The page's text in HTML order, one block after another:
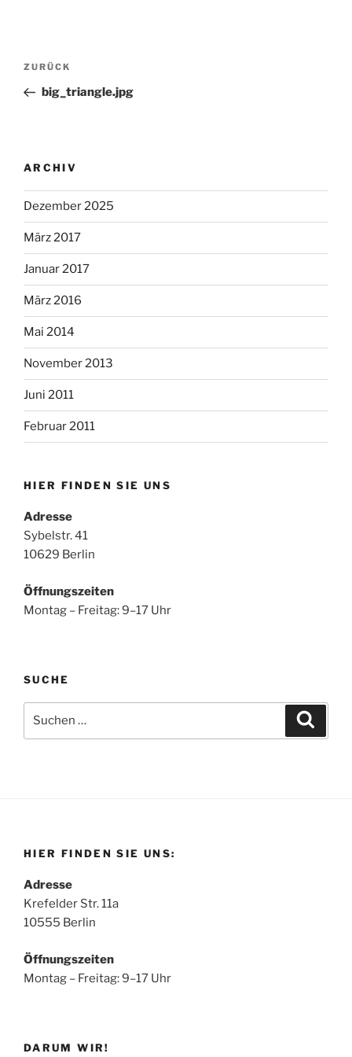
Beitragsnavigation
Vorheriger
Beitrag
ZURÜCK
big_triangle.jpg
ARCHIV
Dezember 2025
März 2017
Januar 2017
März 2016
Mai 2014
November 2013
Juni 2011
Februar 2011
HIER FINDEN SIE UNS
Adresse
Sybelstr. 41
10629 Berlin
Öffnungszeiten
Montag – Freitag: 9–17 Uhr
SUCHE
nach:
HIER FINDEN SIE UNS:
Adresse
Krefelder Str. 11a
10555 Berlin
Öffnungszeiten
Montag – Freitag: 9–17 Uhr
DARUM WIR!